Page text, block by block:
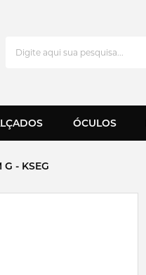
ÓCULOS
- KSEG